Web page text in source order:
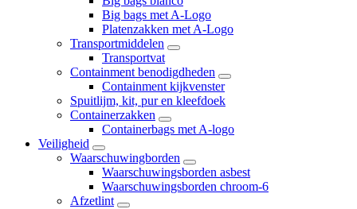
Big bags met A-Logo
Platenzakken met A-Logo
Transportmiddelen
Transportvat
Containment benodigdheden
Containment kijkvenster
Spuitlijm, kit, pur en kleefdoek
Containerzakken
Containerbags met A-logo
Veiligheid
Waarschuwingborden
Waarschuwingsborden asbest
Waarschuwingsborden chroom-6
Afzetlint